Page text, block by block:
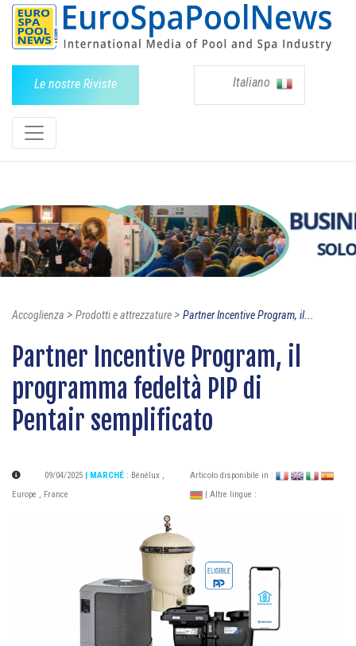
Le nostre Riviste Italiano
Accoglienza > Prodotti e attrezzature> Partner Incentive Program, il...
Partner Incentive Program, il
programma fedeltà PIP di
Pentair semplificato
09/04/2025 | MARCHÉ : Bénélux ,
Europe , France
Articolo disponibile in :
| Altre lingue :